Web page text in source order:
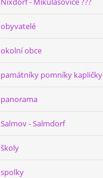
obyvatelé
okolní obce
památníky pomníky kapličky
panorama
Salmov - Salmdorf
školy
spolky